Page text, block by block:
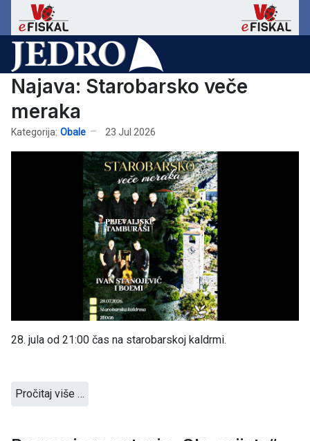
Najava: Starobarsko veče
meraka
Kategorija: Obale 23 Jul 2026
28. jula od 21:00 čas na starobarskoj kaldrmi.
Pročitaj više …